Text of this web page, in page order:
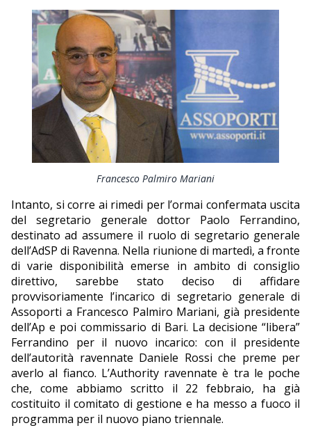
Francesco Palmiro Mariani
Intanto, si corre ai rimedi per l’ormai confermata uscita
del segretario generale dottor Paolo Ferrandino,
destinato ad assumere il ruolo di segretario generale
dell’AdSP di Ravenna. Nella riunione di martedì, a fronte
di varie disponibilità emerse in ambito di consiglio
direttivo, sarebbe stato deciso di affidare
provvisoriamente l’incarico di segretario generale di
Assoporti a Francesco Palmiro Mariani, già presidente
dell’Ap e poi commissario di Bari. La decisione “libera”
Ferrandino per il nuovo incarico: con il presidente
dell’autorità ravennate Daniele Rossi che preme per
averlo al fianco. L’Authority ravennate è tra le poche
che, come abbiamo scritto il 22 febbraio, ha già
costituito il comitato di gestione e ha messo a fuoco il
programma per il nuovo piano triennale.